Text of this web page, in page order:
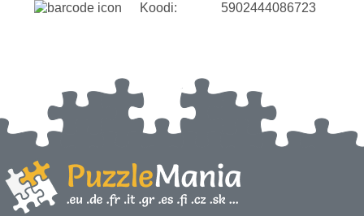
Koodi: 5902444086723